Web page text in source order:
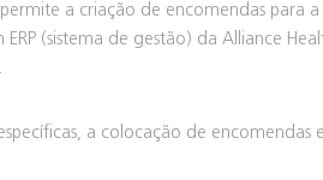
a criação de encomendas para
(sistema de gestão) da Alliance
a colocação de